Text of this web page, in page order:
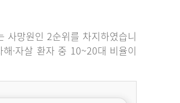
사망원인 2순위를 차지하였습니
·자살 환자 중 10~20대 비율이